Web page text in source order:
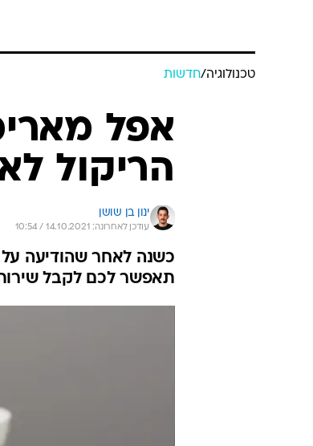
טכנולוגיה/חדשות
אפל
הריקול
ינון בן שושן
עודכן לאחרונה: 14.10.2021 / 10:54
כשנה לאחר שהודיעה על
תאפשר לכם לקבל